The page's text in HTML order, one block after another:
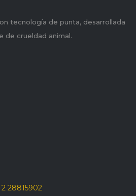
tecnología de punta, desarrollada
de crueldad animal.
2 28815902